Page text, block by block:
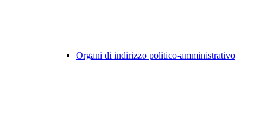
Organi di indirizzo politico-amministrativo